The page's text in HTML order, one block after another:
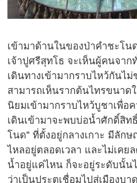
เข้ามาด้านในของป่าคำชะโน
เจ้าปูศรีสุทโธ จะเห็นผู้คนจาก
เดินทางเข้ามากราบไหว้กันไม่
สามารถเห็นรากต้นไทรขนา
นิยมเข้ามากราบไหว้บูชาเพื่อ
เดินเข้ามาจะพบบ่อน้ำศักดิ์สิท
โนด" ที่ตั้งอยู่กลางเกาะ มีลัก
ไหลอยู่ตลอดเวลา และไม่เคย
น้ำอยู่แค่ไหน ก็จะอยู่ระดับนั้น
ว่าเป็นประตูเชื่อมไปสู่เมืองบ